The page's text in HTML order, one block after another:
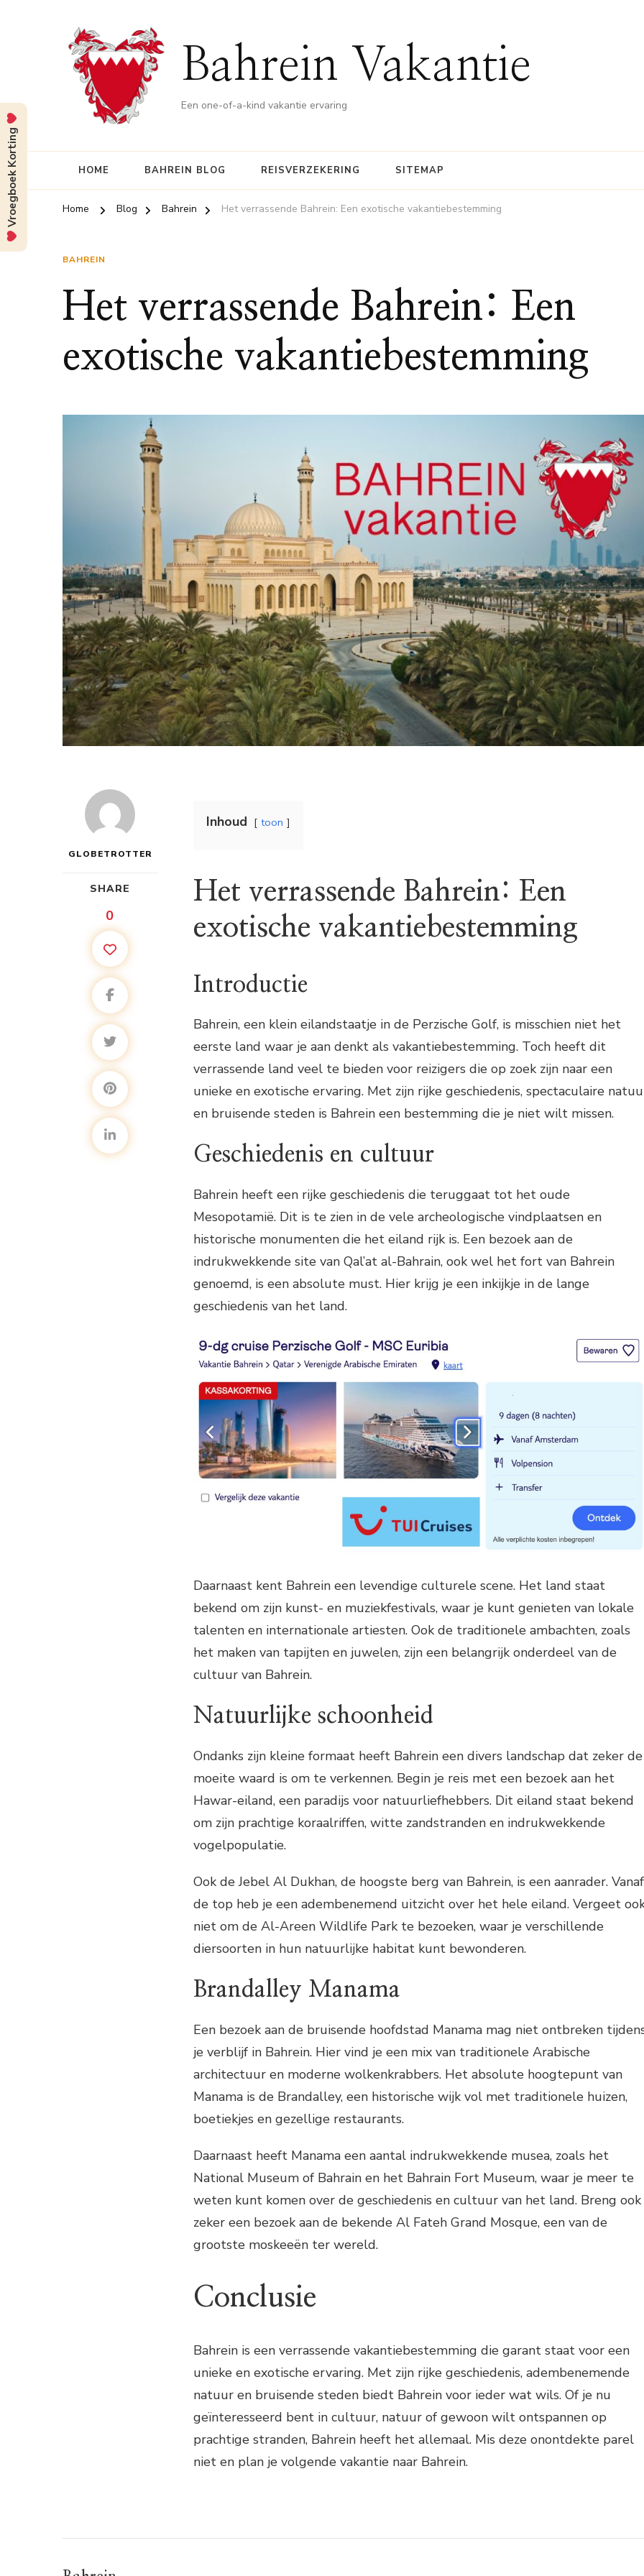
Bahrein Vakantie
Een one-of-a-kind vakantie ervaring
HOME BAHREIN BLOG REISVERZEKERING SITEMAP
Home Blog Bahrein Het verrassende Bahrein: Een exotische vakantiebestemming
BAHREIN
Het verrassende Bahrein: Een
exotische vakantiebestemming
GLOBETROTTER
SHARE
0
Inhoud toon
Het verrassende Bahrein: Een
exotische vakantiebestemming
Introductie
Bahrein, een klein eilandstaatje in de Perzische Golf, is misschien niet het
eerste land waar je aan denkt als vakantiebestemming. Toch heeft dit
verrassende land veel te bieden voor reizigers die op zoek zijn naar een
unieke en exotische ervaring. Met zijn rijke geschiedenis, spectaculaire
en bruisende steden is Bahrein een bestemming die je niet wilt missen.
Geschiedenis en cultuur
Bahrein heeft een rijke geschiedenis die teruggaat tot het oude
Mesopotamië. Dit is te zien in de vele archeologische vindplaatsen en
historische monumenten die het eiland rijk is. Een bezoek aan de
indrukwekkende site van Qal’at al-Bahrain, ook wel het fort van Bahrein
genoemd, is een absolute must. Hier krijg je een inkijkje in de lange
geschiedenis van het land.
Daarnaast kent Bahrein een levendige culturele scene. Het land staat
bekend om zijn kunst- en muziekfestivals, waar je kunt genieten van lokale
talenten en internationale artiesten. Ook de traditionele ambachten, zoals
het maken van tapijten en juwelen, zijn een belangrijk onderdeel van de
cultuur van Bahrein.
Natuurlijke schoonheid
Ondanks zijn kleine formaat heeft Bahrein een divers landschap dat zeker de
moeite waard is om te verkennen. Begin je reis met een bezoek aan het
Hawar-eiland, een paradijs voor natuurliefhebbers. Dit eiland staat bekend
om zijn prachtige koraalriffen, witte zandstranden en indrukwekkende
vogelpopulatie.
Ook de Jebel Al Dukhan, de hoogste berg van Bahrein, is een aanrader. Vanaf
de top heb je een adembenemend uitzicht over het hele eiland. Vergeet
niet om de Al-Areen Wildlife Park te bezoeken, waar je verschillende
diersoorten in hun natuurlijke habitat kunt bewonderen.
Brandalley Manama
Een bezoek aan de bruisende hoofdstad Manama mag niet ontbreken
je verblijf in Bahrein. Hier vind je een mix van traditionele Arabische
architectuur en moderne wolkenkrabbers. Het absolute hoogtepunt van
Manama is de Brandalley, een historische wijk vol met traditionele huizen,
boetiekjes en gezellige restaurants.
Daarnaast heeft Manama een aantal indrukwekkende musea, zoals het
National Museum of Bahrain en het Bahrain Fort Museum, waar je meer te
weten kunt komen over de geschiedenis en cultuur van het land. Breng ook
zeker een bezoek aan de bekende Al Fateh Grand Mosque, een van de
grootste moskeeën ter wereld.
Conclusie
Bahrein is een verrassende vakantiebestemming die garant staat voor een
unieke en exotische ervaring. Met zijn rijke geschiedenis, adembenemende
natuur en bruisende steden biedt Bahrein voor ieder wat wils. Of je nu
geïnteresseerd bent in cultuur, natuur of gewoon wilt ontspannen op
prachtige stranden, Bahrein heeft het allemaal. Mis deze onontdekte parel
niet en plan je volgende vakantie naar Bahrein.
Vroegboek Korting